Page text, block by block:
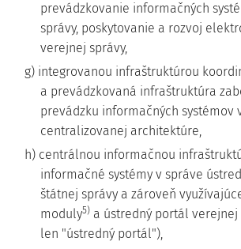
prevádzkovanie informačných
správy, poskytovanie a rozvoj
verejnej správy,
g) integrovanou infraštruktúrou
a prevádzkovaná infraštruktúra
prevádzku informačných systémov
centralizovanej architektúre,
h) centrálnou informačnou
informačné systémy v správe
štátnej správy a zároveň
moduly5) a ústredný portál verejnej
len "ústredný portál"),